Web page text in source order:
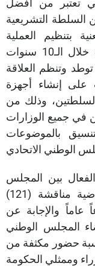
تعتبر من أفضل
السلطة التشريعية
بتنظيم العملية
الانتخابية، مبينة أن الوزارة استطاعت خلال الـ10 سنوات
وتنظم العلاقة
إنشاء أجهزة
وذلك من
جميع الوزارات
بالموضوعات
بين المجلس
والحكومة خلال السنوات العشر الماضية مناقشة (121)
(53) موضوعاً عاماً والإجابة عن
المجلس الوطني
حضور مكثفة من